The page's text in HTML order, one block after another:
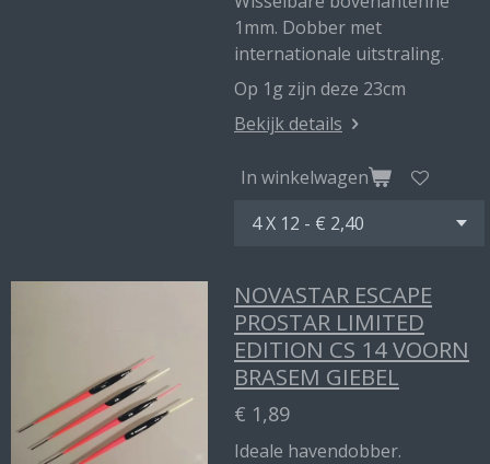
1mm. Dobber met
internationale uitstraling.
Op 1g zijn deze 23cm
Bekijk details
In winkelwagen
NOVASTAR ESCAPE
PROSTAR LIMITED
EDITION CS 14 VOORN
BRASEM GIEBEL
€ 1,89
Ideale havendobber.